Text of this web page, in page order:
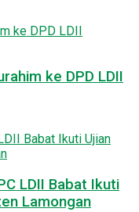
ke DPD LDII
LDII Babat Ikuti
Lamongan